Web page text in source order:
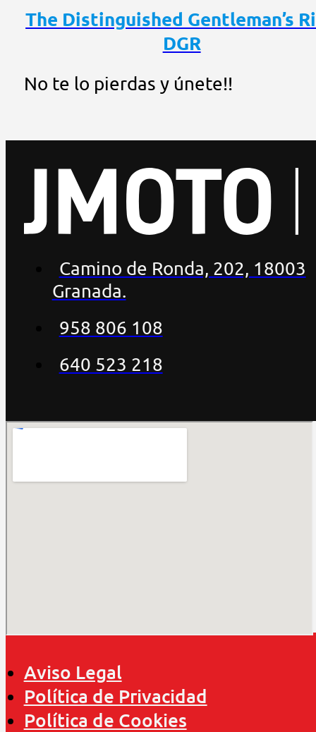
The Distinguished Gentleman’s
DGR
No te lo pierdas y únete!!
Camino de Ronda, 202, 18003
Granada.
958 806 108
640 523 218
Aviso Legal
Política de Privacidad
Política de Cookies